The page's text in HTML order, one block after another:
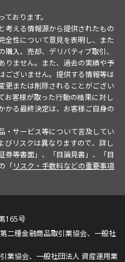
おります。
考える情報源から提供されたもの
全性について意見を表明し、また
入、売却、デリバティブ取引、
りません。また、過去の実績や予
ございません。提供する情報等は
更または削除されることがござい
お客様が取った行動の結果に対し
かる最終決定は、お客様ご自身の
・サービス等について言及してい
びリスクは異なりますので、詳し
券等書面」、「目論見書」、「目
「リスク・手数料などの重要事項
165号
二種金融商品取引業協会、一般社
業協会、一般社団法人 資産運用業